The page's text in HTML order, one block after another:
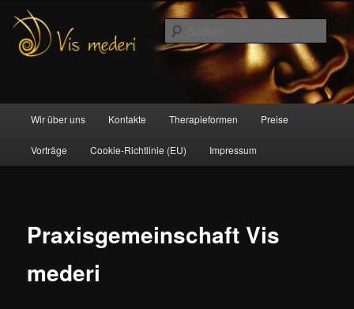
Inhalt
wechseln
Naturheilpraxis. Therapien, Seminare und Konzepte in der Naturheilkunde
Wir über uns Kontakte Therapieformen Preise
Vorträge Cookie-Richtlinie (EU) Impressum
Praxisgemeinschaft Vis
mederi